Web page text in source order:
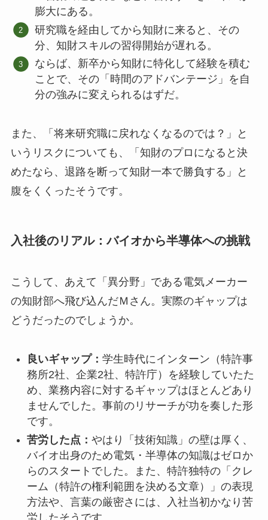
膨大にある。
研究職を経由してから知財に来ると、その
分、知財スキルの習得開始が遅れる。
ならば、新卒から知財に特化して経験を積む
ことで、その「時間のアドバンテージ」を自
分の強みに変えられるはずだ。
また、「将来研究職に戻れなくなるのでは？」と
いうリスクについても、「知財のプロになると決
めたなら、退路を断って知財一本で勝負する」と
腹をくくったそうです。
入社後のリアル：バイオから半導体への挑戦
こうして、あえて「異分野」である電気メーカー
の知財部へ飛び込んだＭさん。実際のギャップは
どうだったのでしょうか。
良いギャップ： 学生時代にインターン（特許事
務所2社、企業2社、特許庁）を経験していたた
め、業務内容に対するギャップはほとんどあり
ませんでした。事前のリサーチが功を奏した形
です。
苦労した点： やはり「技術知識」の壁は厚く、
バイオ出身のため電気・半導体の知識はゼロか
らのスタートでした。また、特許独特の「クレ
ーム（特許の権利範囲を決める文章）」の表現
方法や、言葉の厳密さには、入社当初かなり苦
労したそうです。